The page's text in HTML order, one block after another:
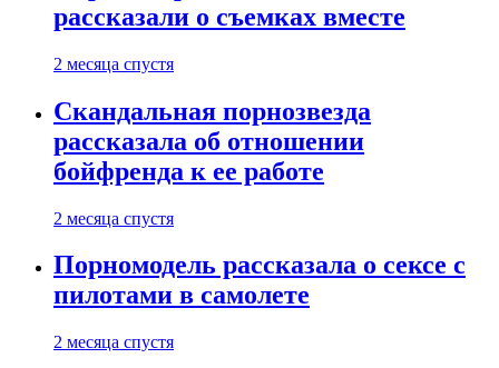
рассказали о съемках вместе
2 месяца спустя
Скандальная порнозвезда
рассказала об отношении
бойфренда к ее работе
2 месяца спустя
Порномодель рассказала о сексе с
пилотами в самолете
2 месяца спустя